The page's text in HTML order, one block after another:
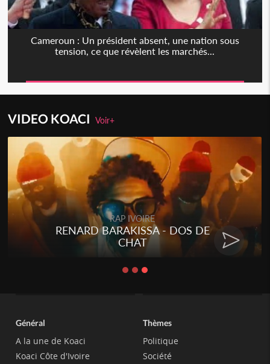
Cameroun : Un président absent, une nation sous
tension, ce que révèlent les marchés...
VIDEO KOACIVoir+
Togo
Talakaka - ÉTÉRÉRÉ
Général
A la une de Koaci
Koaci Côte d'Ivoire
Thèmes
Politique
Société